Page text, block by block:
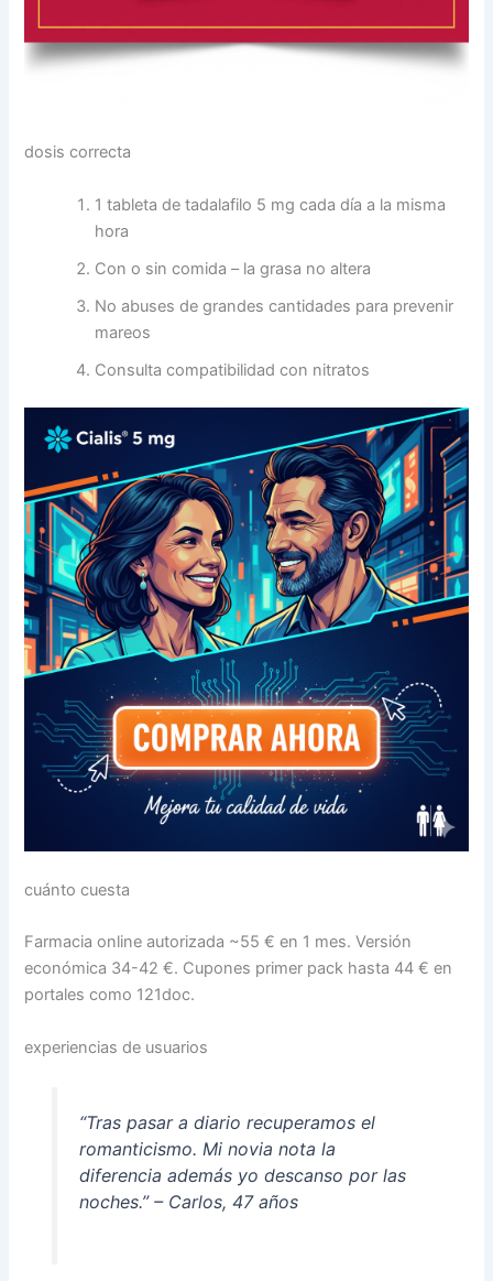
dosis correcta
1 tableta de tadalafilo 5 mg cada día a la misma
hora
Con o sin comida – la grasa no altera
No abuses de grandes cantidades para prevenir
mareos
Consulta compatibilidad con nitratos
cuánto cuesta
Farmacia online autorizada ~55 € en 1 mes. Versión
económica 34-42 €. Cupones primer pack hasta 44 € en
portales como 121doc.
experiencias de usuarios
“Tras pasar a diario recuperamos el
romanticismo. Mi novia nota la
diferencia además yo descanso por las
noches.” – Carlos, 47 años